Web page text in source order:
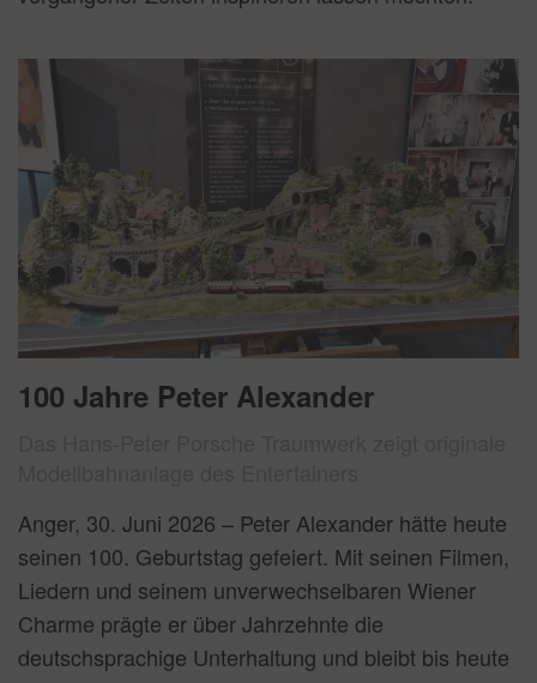
100 Jahre Peter Alexander
Anger, 30. Juni 2026 – Peter Alexander hätte heute
seinen 100. Geburtstag gefeiert. Mit seinen Filmen,
Liedern und seinem unverwechselbaren Wiener
Charme prägte er über Jahrzehnte die
deutschsprachige Unterhaltung und bleibt bis heute